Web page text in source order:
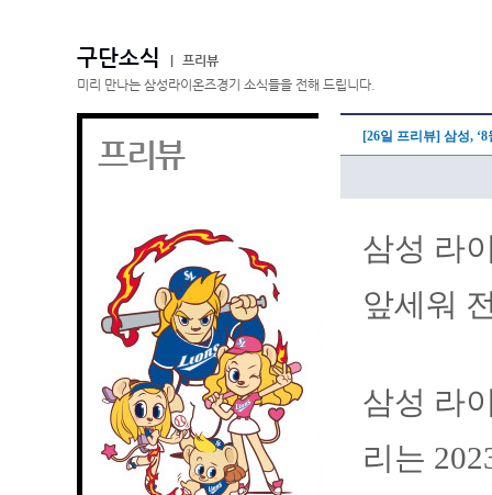
구단소식
프리뷰
미리 만나는 삼성라이온즈경기 소식들을 전해 드립니다.
프리뷰 [26일 프리뷰] 삼성,
삼성 라
앞세워
삼성 라
리는